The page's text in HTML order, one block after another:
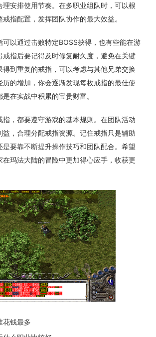
理安排使用节奏。在多职业组队时，可以根
指配置，发挥团队协作的最大效益。
可以通过击败特定BOSS获得，也有些能在游
戒指后要记得及时修复耐久度，避免在关键
得到重复的戒指，可以考虑与其他兄弟交换
历的增加，你会逐渐发现每枚戒指的最佳使
在实战中积累的宝贵财富。
指，都要遵守游戏的基本规则。在团队活动
益，合理分配戒指资源。记住戒指只是辅助
是要靠不断提升操作技巧和团队配合。希望
在玛法大陆的冒险中更加得心应手，收获更
花钱最多